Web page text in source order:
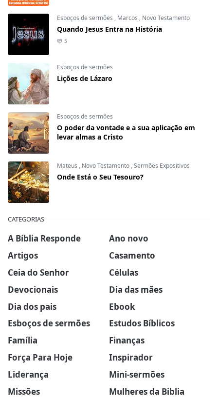
Esboços de sermões , Marcos , Novo Testamento
Quando Jesus Entra na História
5
Esboços de sermões
Lições de Lázaro
Esboços de sermões
O poder da vontade e a sua aplicação em
levar almas a Cristo
Mateus , Novo Testamento ,Sermões Expositivos
Onde Está o Seu Tesouro?
CATEGORIAS
A Bíblia Responde
Ano novo
Artigos
Casamento
Ceia do Senhor
Células
Devocionais
Dia das mães
Dia dos pais
Ebook
Esboços de sermões
Estudos Bíblicos
Família
Finanças
Força Para Hoje
Inspirador
Liderança
Mini-sermões
Missões
Mulheres da Biblia